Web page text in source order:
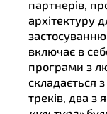
партнерів,
архітектуру
включає в
програми з
складається
треків, два з